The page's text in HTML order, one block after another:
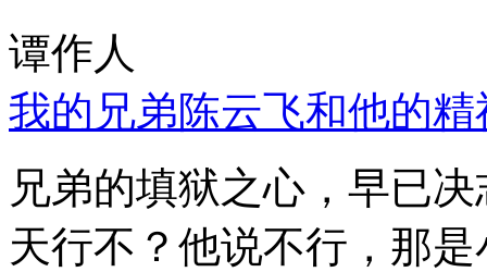
谭作人
我的兄弟陈云飞和他的
兄弟的填狱之心，早已
天行不？他说不行，那